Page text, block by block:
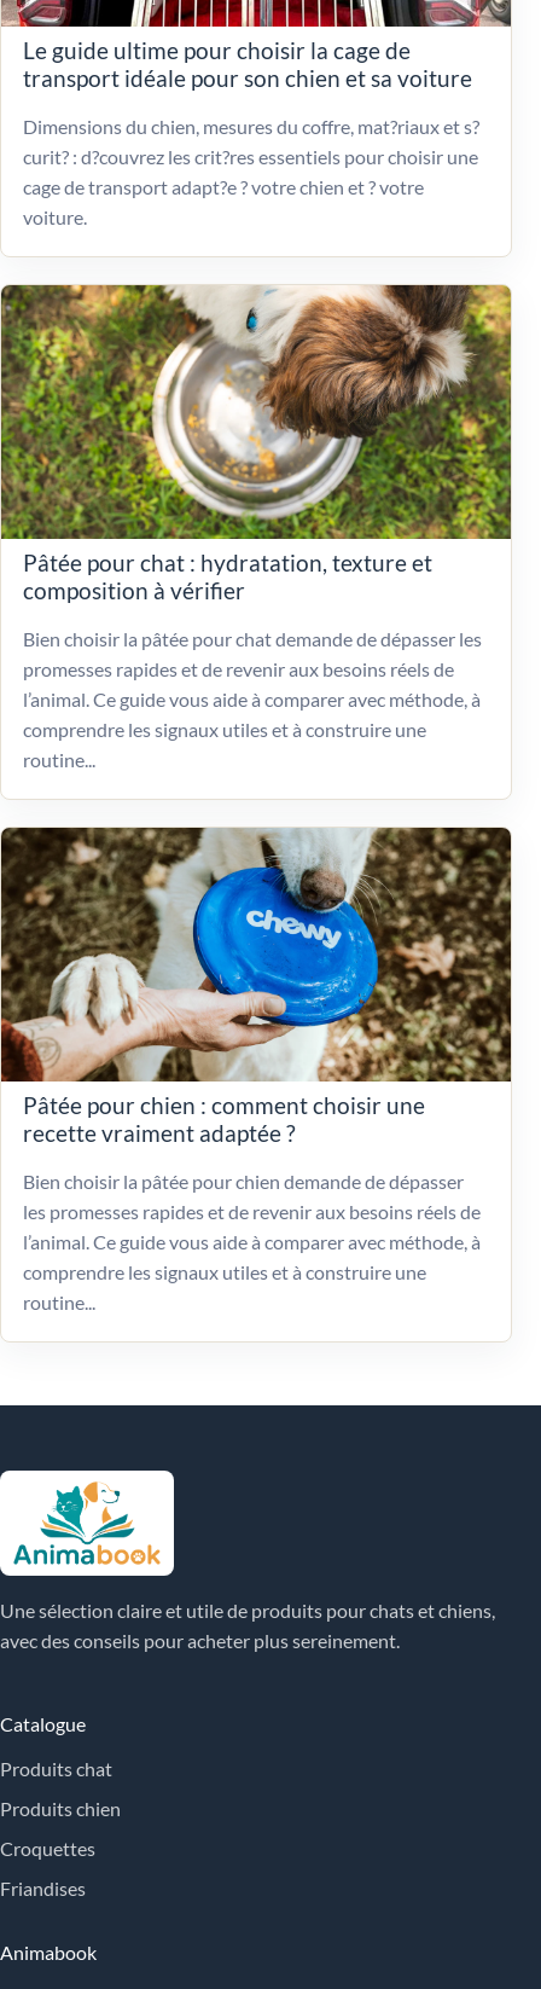
Le guide ultime pour choisir la cage de
transport idéale pour son chien et sa voiture
Dimensions du chien, mesures du coffre, mat?riaux et s?
curit? : d?couvrez les crit?res essentiels pour choisir une
cage de transport adapt?e ? votre chien et ? votre
voiture.
Pâtée pour chat : hydratation, texture et
composition à vérifier
Bien choisir la pâtée pour chat demande de dépasser les
promesses rapides et de revenir aux besoins réels de
l’animal. Ce guide vous aide à comparer avec méthode, à
comprendre les signaux utiles et à construire une
routine...
Pâtée pour chien : comment choisir une
recette vraiment adaptée ?
Bien choisir la pâtée pour chien demande de dépasser
les promesses rapides et de revenir aux besoins réels de
l’animal. Ce guide vous aide à comparer avec méthode, à
comprendre les signaux utiles et à construire une
routine...
Une sélection claire et utile de produits pour chats et chiens,
avec des conseils pour acheter plus sereinement.
Catalogue
Produits chat
Produits chien
Croquettes
Friandises
Animabook